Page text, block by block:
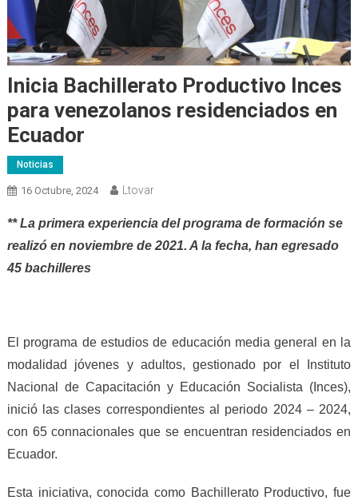
Inicia Bachillerato Productivo Inces
para venezolanos residenciados en
Ecuador
Noticias
16 Octubre, 2024 Ltovar
** La primera experiencia del programa de formación se
realizó en noviembre de 2021. A la fecha, han egresado
45 bachilleres
El programa de estudios de educación media general en la
modalidad jóvenes y adultos, gestionado por el Instituto
Nacional de Capacitación y Educación Socialista (Inces),
inició las clases correspondientes al periodo 2024 – 2024,
con 65 connacionales que se encuentran residenciados en
Ecuador.
Esta iniciativa, conocida como Bachillerato Productivo, fue